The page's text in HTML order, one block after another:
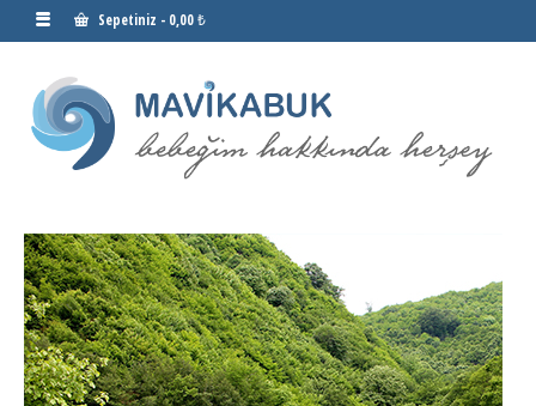
Sepetiniz - 0,00 ₺